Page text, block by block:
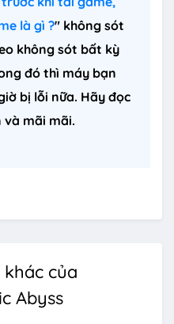
là gì ?" không sót
không sót bất kỳ
đó thì máy bạn
bị lỗi nữa. Hãy đọc
và mãi mãi.
của
Abyss